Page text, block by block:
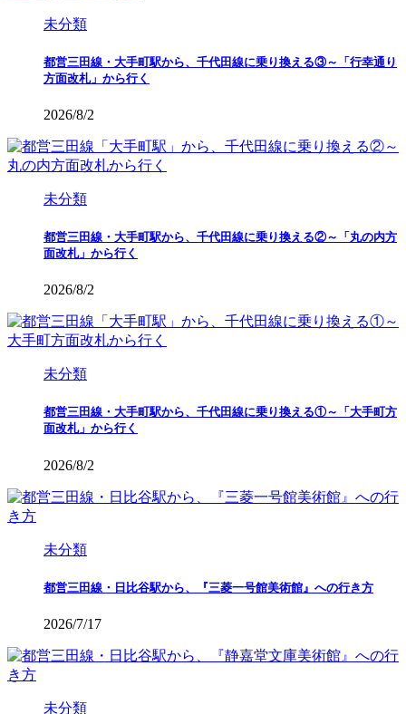
未分類
都営三田線・大手町駅から、千代田線に乗り換える③～「行幸通り
方面改札」から行く
2026/8/2
未分類
都営三田線・大手町駅から、千代田線に乗り換える②～「丸の内方
面改札」から行く
2026/8/2
未分類
都営三田線・大手町駅から、千代田線に乗り換える①～「大手町方
面改札」から行く
2026/8/2
未分類
都営三田線・日比谷駅から、『三菱一号館美術館』への行き方
2026/7/17
未分類